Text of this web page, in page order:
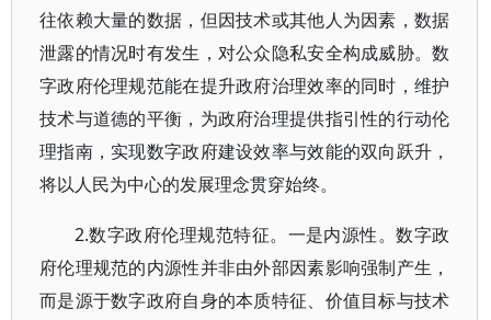
往依赖大量的数据，但因技术或其他人为因素，数据
泄露的情况时有发生，对公众隐私安全构成威胁。数
字政府伦理规范能在提升政府治理效率的同时，维护
技术与道德的平衡，为政府治理提供指引性的行动伦
理指南，实现数字政府建设效率与效能的双向跃升，
将以人民为中心的发展理念贯穿始终。
2.数字政府伦理规范特征。一是内源性。数字政
府伦理规范的内源性并非由外部因素影响强制产生，
而是源于数字政府自身的本质特征、价值目标与技术